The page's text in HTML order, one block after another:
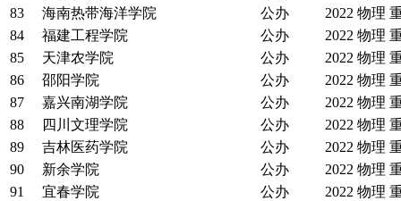
83
海南热带海洋学院 公办 2022 物理
84
福建工程学院 公办 2022 物理
85
天津农学院 公办 2022 物理
86
邵阳学院 公办 2022 物理
87
嘉兴南湖学院 公办 2022 物理
88
四川文理学院 公办 2022 物理
89
吉林医药学院 公办 2022 物理
90
新余学院 公办 2022 物理
91
宜春学院 公办 2022 物理